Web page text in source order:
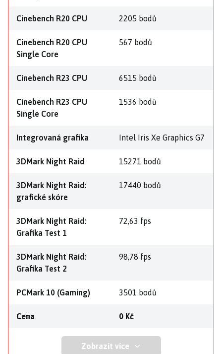
Cinebench R20 CPU 2205 bodů
Cinebench R20 CPU
Single Core
567 bodů
Cinebench R23 CPU 6515 bodů
Cinebench R23 CPU
Single Core
1536 bodů
Integrovaná grafika Intel Iris Xe Graphics G7
3DMark Night Raid 15271 bodů
3DMark Night Raid:
grafické skóre
17440 bodů
3DMark Night Raid:
Grafika Test 1
72,63 fps
3DMark Night Raid:
Grafika Test 2
98,78 fps
PCMark 10 (Gaming) 3501 bodů
Cena 0 Kč
Zobrazit více